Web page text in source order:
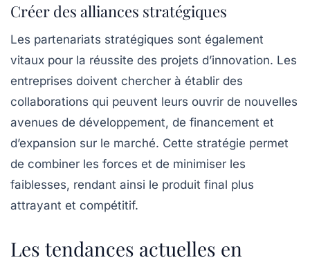
Créer des alliances stratégiques
Les partenariats stratégiques sont également
vitaux pour la réussite des projets d’innovation. Les
entreprises doivent chercher à établir des
collaborations qui peuvent leurs ouvrir de nouvelles
avenues de développement, de financement et
d’expansion sur le marché. Cette stratégie permet
de combiner les forces et de minimiser les
faiblesses, rendant ainsi le produit final plus
attrayant et compétitif.
Les tendances actuelles en